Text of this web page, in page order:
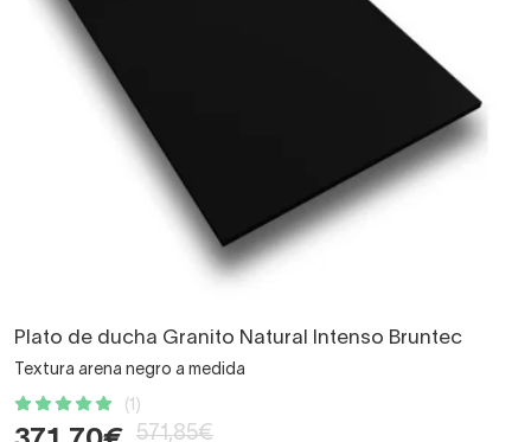
Plato de ducha Granito Natural Intenso Bruntec
Textura arena negro a medida
(1)
571,85€